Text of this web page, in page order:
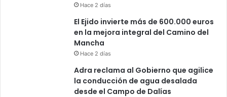
Hace 2 días
El Ejido invierte más de 600.000 euros
en la mejora integral del Camino del
Mancha
Hace 2 días
Adra reclama al Gobierno que agilice
la conducción de agua desalada
desde el Campo de Dalías